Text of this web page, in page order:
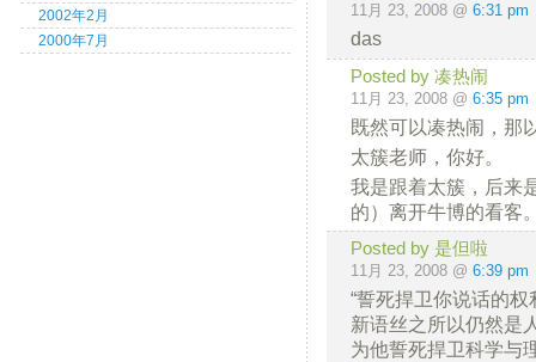
2002年2月
2000年7月
11月 23, 2008 @ 6:31 pm
das
Posted by 凑热闹
11月 23, 2008 @ 6:35 pm
既然可以凑热闹，那
太簇老师，你好。
我是跟着太簇，后来
的）离开牛博的看客
Posted by 是但啦
11月 23, 2008 @ 6:39 pm
“誓死捍卫你说话的
新语丝之所以仍然是
为他誓死捍卫科学与